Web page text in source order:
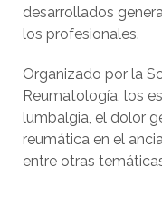
desarrollados
los profesionales.
Organizado por la
Reumatología, los
lumbalgia, el dolor
reumática en el
entre otras